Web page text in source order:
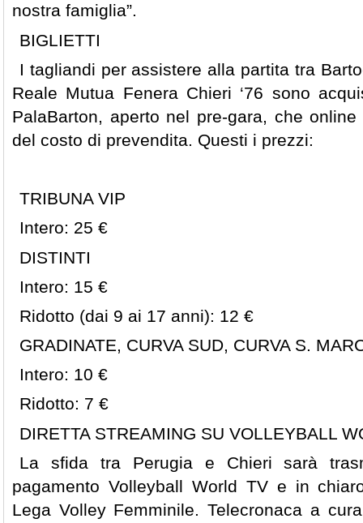
nostra famiglia”.
BIGLIETTI
I tagliandi per assistere alla partita tra
Reale Mutua Fenera Chieri ‘76 sono
PalaBarton, aperto nel pre-gara, che
del costo di prevendita. Questi i prezzi:
TRIBUNA VIP
Intero: 25 €
DISTINTI
Intero: 15 €
Ridotto (dai 9 ai 17 anni): 12 €
GRADINATE, CURVA SUD, CURVA S.
Intero: 10 €
Ridotto: 7 €
DIRETTA STREAMING SU VOLLEYBALL
La sfida tra Perugia e Chieri sarà
pagamento Volleyball World TV e in
Lega Volley Femminile. Telecronaca a